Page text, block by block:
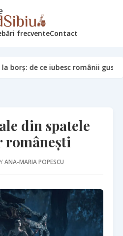
frecventeContact
gustul acrișor July 21, 2026Cămara
din spatele
românești
ANA-MARIA POPESCU